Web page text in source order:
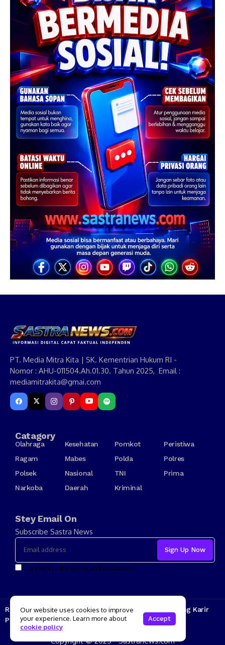
PT. Media Mitra Kita | SK. Kementrian Hukum RI -
Nomor : AHU-011504.Ah.01.30. Tahun 2025, Email :
mediamitrakita@gmai.com
Catagory
Olahraga Kesehatan Pomkot
Peristiwa
Ragam
Mabes Polda
Polres
Polsek
Nasional TNI
Prima
Narkoba
Daerah Kriminal
Stey Email On
Subscribe Sastra News
I consent to the terms and conditions
Redaksi Kode Etik Tarif Iklan Tentang Kami
Jenjang Karir
Pedoman Media Siber
Copyright © 2025 - Sastranews.com
Our website uses cookies to improve
your experience. Learn more about
cookie policy
Accept